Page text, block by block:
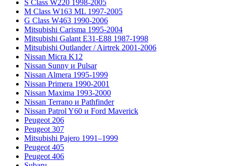
S Class W220 1998-2005
M Class W163 ML 1997-2005
G Class W463 1990-2006
Mitsubishi Carisma 1995-2004
Mitsubishi Galant E31-E88 1987-1998
Mitsubishi Outlander / Airtrek 2001-2006
Nissan Micra K12
Nissan Sunny и Pulsar
Nissan Almera 1995-1999
Nissan Primera 1990-2001
Nissan Maxima 1993-2000
Nissan Terrano и Pathfinder
Nissan Patrol Y60 и Ford Maverick
Peugeot 206
Peugeot 307
Mitsubishi Pajero 1991–1999
Peugeot 405
Peugeot 406